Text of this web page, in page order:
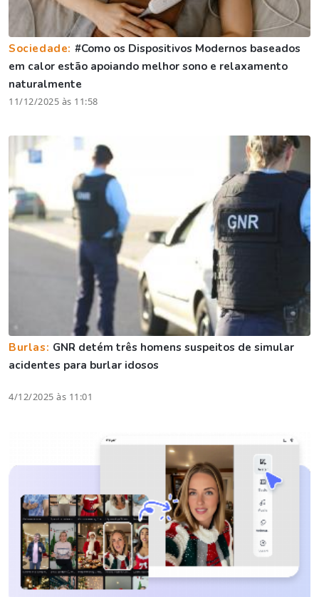
Sociedade: #Como os Dispositivos Modernos baseados
em calor estão apoiando melhor sono e relaxamento
naturalmente
11/12/2025 às 11:58
Burlas: GNR detém três homens suspeitos de simular
acidentes para burlar idosos
4/12/2025 às 11:01